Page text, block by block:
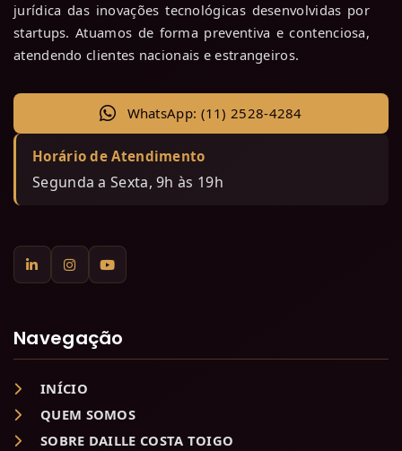
jurídica das inovações tecnológicas desenvolvidas por
startups. Atuamos de forma preventiva e contenciosa,
atendendo clientes nacionais e estrangeiros.
WhatsApp: (11) 2528-4284
Horário de Atendimento
Segunda a Sexta, 9h às 19h
Navegação
INÍCIO
QUEM SOMOS
SOBRE DAILLE COSTA TOIGO